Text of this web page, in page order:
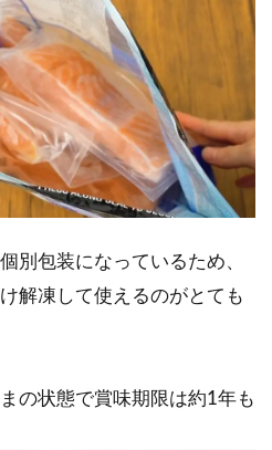
別包装になっているため、
解凍して使えるのがとても
の状態で賞味期限は約1年も